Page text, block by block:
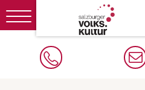
Toggle
navigation